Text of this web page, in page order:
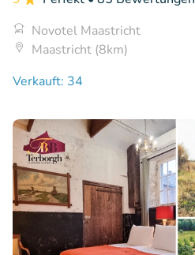
Novotel Maastricht
Maastricht (8km)
Verkauft: 34